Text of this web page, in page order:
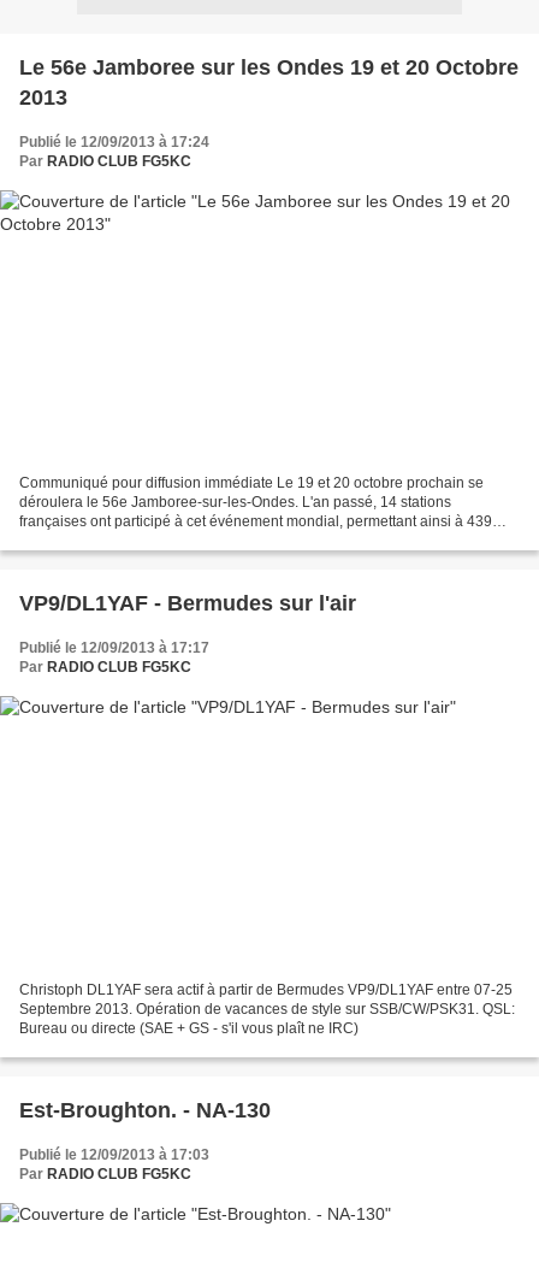
Le 56e Jamboree sur les Ondes 19 et 20 Octobre
2013
Publié le 12/09/2013 à 17:24
Par RADIO CLUB FG5KC
Communiqué pour diffusion immédiate Le 19 et 20 octobre prochain se
déroulera le 56e Jamboree-sur-les-Ondes. L'an passé, 14 stations
françaises ont participé à cet événement mondial, permettant ainsi à 439
VP9/DL1YAF - Bermudes sur l'air
Publié le 12/09/2013 à 17:17
Par RADIO CLUB FG5KC
Christoph DL1YAF sera actif à partir de Bermudes VP9/DL1YAF entre 07-25
Septembre 2013. Opération de vacances de style sur SSB/CW/PSK31. QSL:
Bureau ou directe (SAE + GS - s'il vous plaît ne IRC)
Est-Broughton. - NA-130
Publié le 12/09/2013 à 17:03
Par RADIO CLUB FG5KC